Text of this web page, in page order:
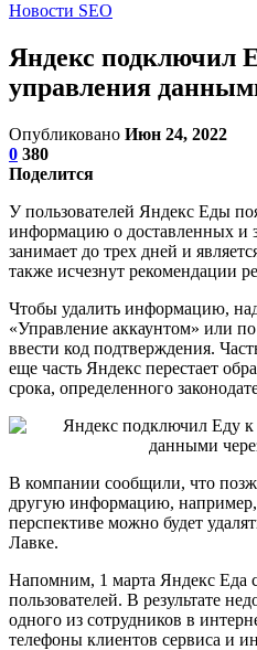
Новости SEO
Яндекс подключил
управления
Опубликовано Июн 24, 2022
0 380
Поделится
У пользователей Яндекс Еды
информацию о доставленных и
занимает до трех дней и
также исчезнут рекомендации
Чтобы удалить информацию,
«Управление аккаунтом» или
ввести код подтверждения.
еще часть Яндекс перестает
срока, определенного
В компании сообщили, что
другую информацию, например,
перспективе можно будет
Лавке.
Напомним, 1 марта Яндекс Еда
пользователей. В результате
одного из сотрудников в
телефоны клиентов сервиса и